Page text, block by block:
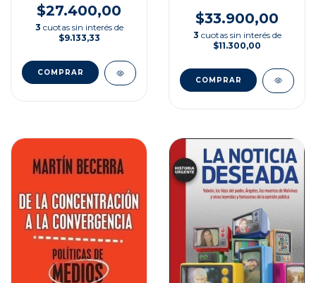
$27.400,00
3 cuotas sin interés de
$9.133,33
$33.900,00
3 cuotas sin interés de
$11.300,00